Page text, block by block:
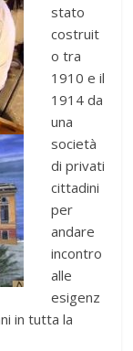
stato
costruit
o tra
1910 e il
1914 da
una
società
di privati
cittadini
per
andare
incontro
alle
esigenz
in tutta la